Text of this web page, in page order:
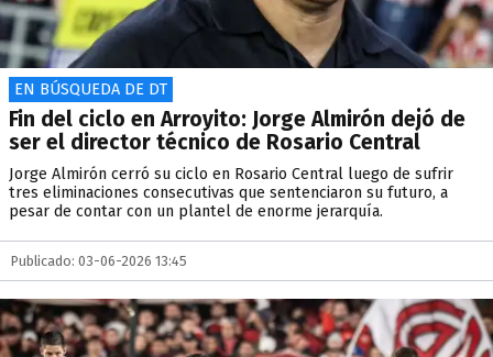
EN BÚSQUEDA DE DT
Fin del ciclo en Arroyito: Jorge Almirón dejó de
ser el director técnico de Rosario Central
Jorge Almirón cerró su ciclo en Rosario Central luego de sufrir
tres eliminaciones consecutivas que sentenciaron su futuro, a
pesar de contar con un plantel de enorme jerarquía.
Publicado: 03-06-2026 13:45